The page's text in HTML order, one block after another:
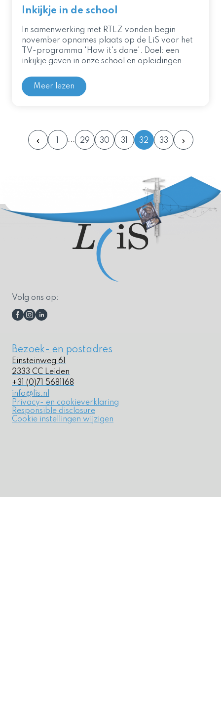
Inkijkje in de school
In samenwerking met RTLZ vonden begin
november opnames plaats op de LiS voor het
TV-programma 'How it's done'. Doel: een
inkijkje geven in onze school en opleidingen.
Meer lezen
29 30 31 32 33
Volg ons op:
Bezoek- en postadres
Einsteinweg 61
2333 CC Leiden
+31 (0)71 5681168
info@lis.nl
Privacy- en cookieverklaring
Responsible disclosure
Cookie instellingen wijzigen